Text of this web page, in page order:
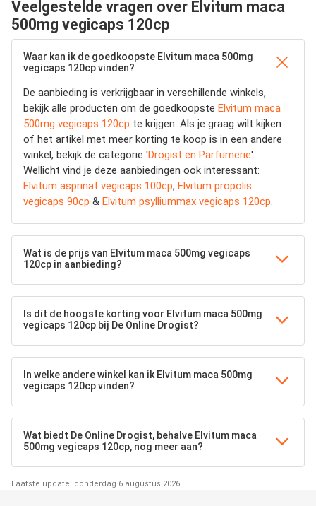
Veelgestelde vragen over Elvitum maca
500mg vegicaps 120cp
Waar kan ik de goedkoopste Elvitum maca 500mg
vegicaps 120cp vinden?
De aanbieding is verkrijgbaar in verschillende winkels,
bekijk alle producten om de goedkoopste Elvitum maca
500mg vegicaps 120cp te krijgen. Als je graag wilt kijken
of het artikel met meer korting te koop is in een andere
winkel, bekijk de categorie 'Drogist en Parfumerie'.
Wellicht vind je deze aanbiedingen ook interessant:
Elvitum asprinat vegicaps 100cp, Elvitum propolis
vegicaps 90cp & Elvitum psylliummax vegicaps 120cp.
Wat is de prijs van Elvitum maca 500mg vegicaps
120cp in aanbieding?
Is dit de hoogste korting voor Elvitum maca 500mg
vegicaps 120cp bij De Online Drogist?
In welke andere winkel kan ik Elvitum maca 500mg
vegicaps 120cp vinden?
Wat biedt De Online Drogist, behalve Elvitum maca
500mg vegicaps 120cp, nog meer aan?
Laatste update: donderdag 6 augustus 2026